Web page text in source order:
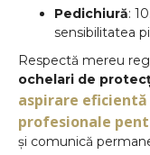
Pedichiură:
sensibilitatea
Respectă mereu
ochelari de
aspirare
profesionale
și comunică